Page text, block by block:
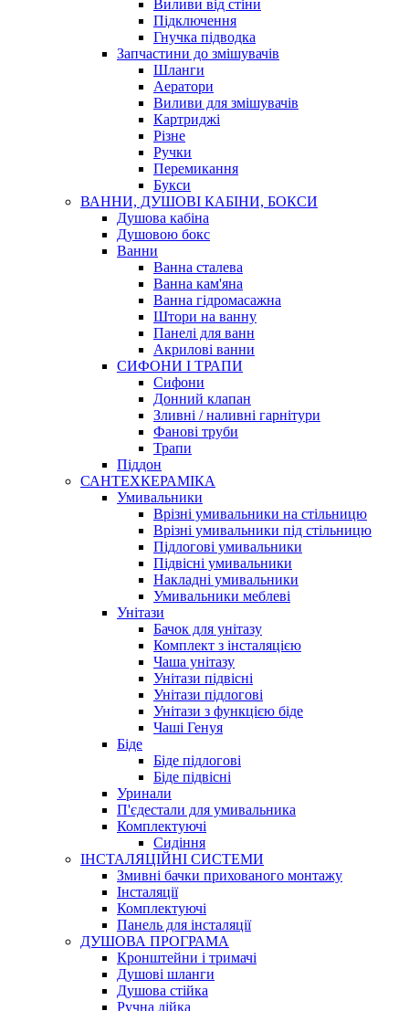
Виливи від стіни
Підключення
Гнучка підводка
Запчастини до змішувачів
Шланги
Аератори
Виливи для змішувачів
Картриджі
Різне
Ручки
Перемикання
Букси
ВАННИ, ДУШОВІ КАБІНИ, БОКСИ
Душова кабіна
Душовою бокс
Ванни
Ванна сталева
Ванна кам'яна
Ванна гідромасажна
Штори на ванну
Панелі для ванн
Акрилові ванни
СИФОНИ І ТРАПИ
Сифони
Донний клапан
Зливні / наливні гарнітури
Фанові труби
Трапи
Піддон
САНТЕХКЕРАМІКА
Умивальники
Врізні умивальники на стільницю
Врізні умивальники під стільницю
Підлогові умивальники
Підвісні умивальники
Накладні умивальники
Умивальники меблеві
Унітази
Бачок для унітазу
Комплект з інсталяцією
Чаша унітазу
Унітази підвісні
Унітази підлогові
Унітази з функцією біде
Чаші Генуя
Біде
Біде підлогові
Біде підвісні
Уринали
П'єдестали для умивальника
Комплектуючі
Сидіння
ІНСТАЛЯЦІЙНІ СИСТЕМИ
Змивні бачки прихованого монтажу
Інсталяції
Комплектуючі
Панель для інсталяції
ДУШОВА ПРОГРАМА
Кронштейни і тримачі
Душові шланги
Душова стійка
Ручна лійка